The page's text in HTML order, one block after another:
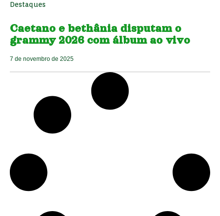
Destaques
Caetano e bethânia disputam o
grammy 2026 com álbum ao vivo
7 de novembro de 2025